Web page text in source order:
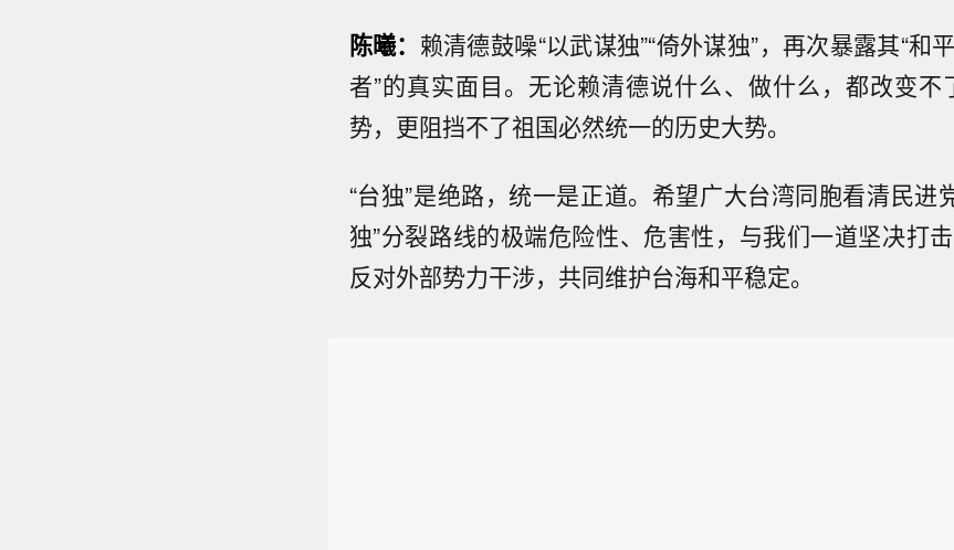
陈曦： 赖清德鼓噪“以武谋独”“倚外谋独”，再次暴露其“和
者”的真实面目。无论赖清德说什么、做什么，都改变不
势，更阻挡不了祖国必然统一的历史大势。
“台独”是绝路，统一是正道。希望广大台湾同胞看清民进
独”分裂路线的极端危险性、危害性，与我们一道坚决打击
反对外部势力干涉，共同维护台海和平稳定。